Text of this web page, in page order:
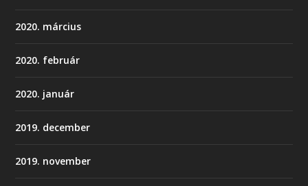
2020. március
2020. február
2020. január
2019. december
2019. november